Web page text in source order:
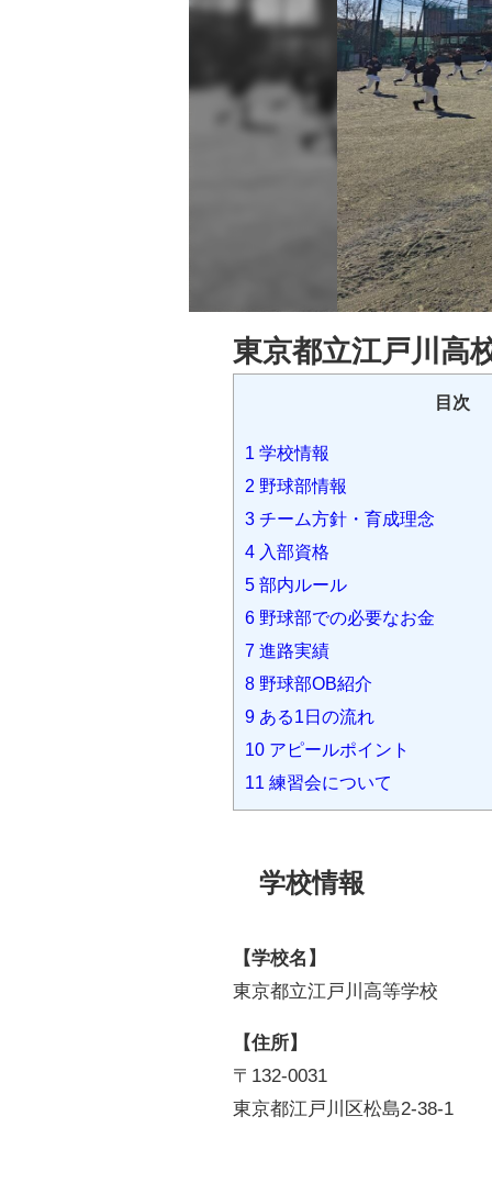
東京都立江戸川高
目次
1 学校情報
2 野球部情報
3 チーム方針・育成理念
4 入部資格
5 部内ルール
6 野球部での必要なお金
7 進路実績
8 野球部OB紹介
9 ある1日の流れ
10 アピールポイント
11 練習会について
学校情報
【学校名】
東京都立江戸川高等学校
【住所】
〒132-0031
東京都江戸川区松島2-38-1